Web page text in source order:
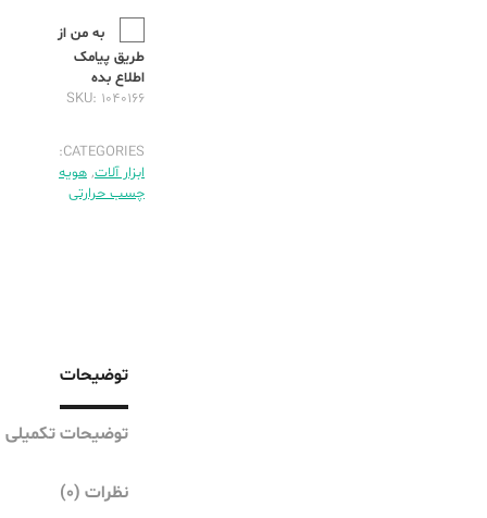
به من از
طریق پیامک
اطلاع بده
SKU: ۱۰۴۰۱۶۶
CATEGORIES:
ابزار آلات, هویه
چسب حرارتی
توضیحات
توضیحات تکمیلی
نظرات (۰)